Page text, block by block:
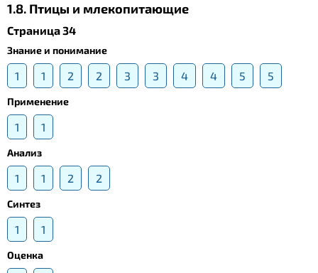
1.8. Птицы и млекопитающие
Страница 34
Знание и понимание
1 1 2 2 3 3 4 4 5 5
Применение
1 1
Анализ
1 1 2 2
Синтез
1 1
Оценка